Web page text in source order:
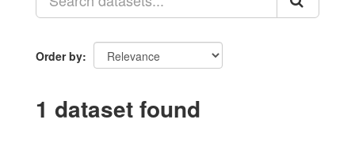
Order by
1 dataset found